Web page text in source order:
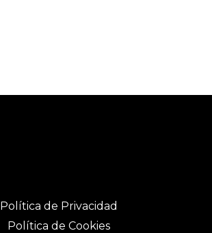
Política de Privacidad
Política de Cookies